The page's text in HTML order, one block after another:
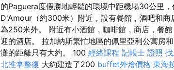
的Paguera度假勝地輕鬆的環境中距機場30公里，
D'Amour（約300米）附近，設有餐館，酒吧和商
為250米外。 附近有小酒館，咖啡館，商店，餐
迎的酒店。 拉加納斯繁忙地區的佩里亞利公寓房
灘的距離只有大約。 100 經絡課程 記帳士 證照
北推拿整復 大約建造了200 buffet外燴價格 東海